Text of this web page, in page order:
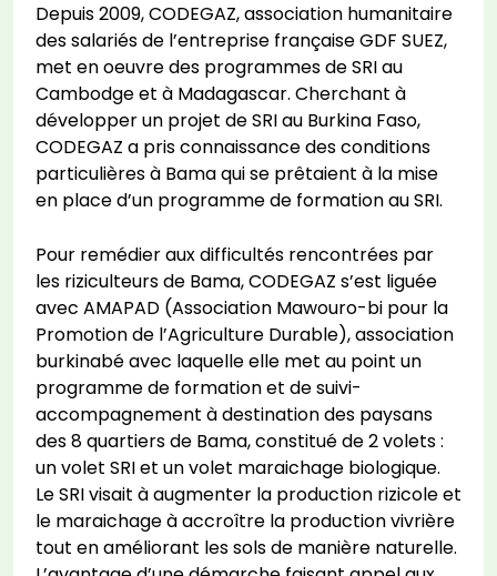
Depuis 2009, CODEGAZ, association humanitaire
des salariés de l’entreprise française GDF SUEZ,
met en oeuvre des programmes de SRI au
Cambodge et à Madagascar. Cherchant à
développer un projet de SRI au Burkina Faso,
CODEGAZ a pris connaissance des conditions
particulières à Bama qui se prêtaient à la mise
en place d’un programme de formation au SRI.
Pour remédier aux difficultés rencontrées par
les riziculteurs de Bama, CODEGAZ s’est liguée
avec AMAPAD (Association Mawouro-bi pour la
Promotion de l’Agriculture Durable), association
burkinabé avec laquelle elle met au point un
programme de formation et de suivi-
accompagnement à destination des paysans
des 8 quartiers de Bama, constitué de 2 volets :
un volet SRI et un volet maraichage biologique.
Le SRI visait à augmenter la production rizicole et
le maraichage à accroître la production vivrière
tout en améliorant les sols de manière naturelle.